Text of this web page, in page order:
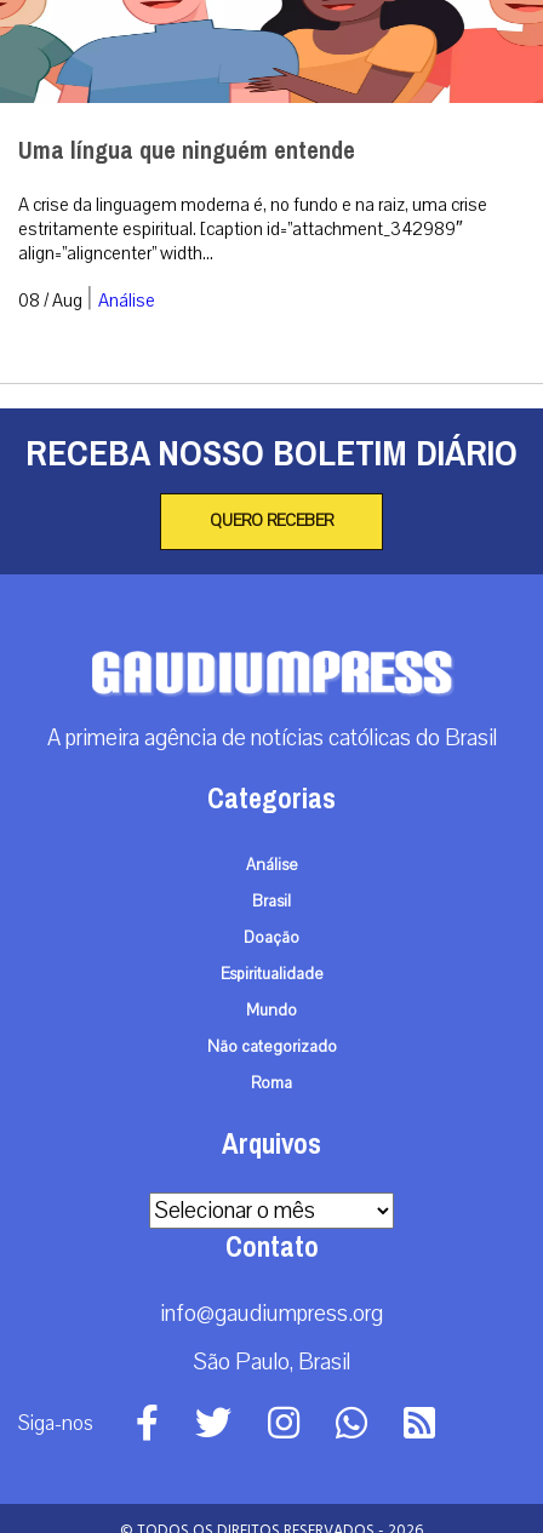
Uma língua que ninguém entende
A crise da linguagem moderna é, no fundo e na raiz, uma crise
estritamente espiritual. [caption id=”attachment_342989″
align=”aligncenter” width...
08 / Aug | Análise
RECEBA NOSSO BOLETIM DIÁRIO
QUERO RECEBER
A primeira agência de notícias católicas do Brasil
Categorias
Análise
Brasil
Doação
Espiritualidade
Mundo
Não categorizado
Roma
Arquivos
Arquivos
Contato
info@gaudiumpress.org
São Paulo, Brasil
Siga-nos